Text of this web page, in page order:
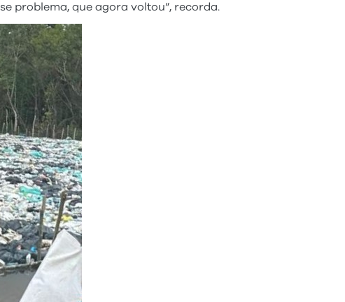
problema, que agora voltou”, recorda.